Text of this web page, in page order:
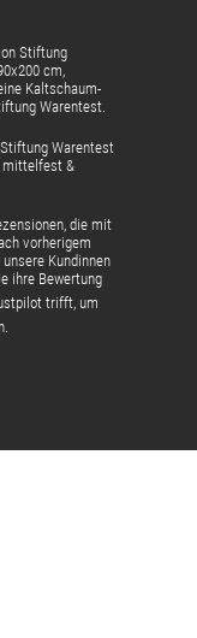
Stiftung
cm,
Kaltschaum-
Warentest.
Warentest
mittelfest &
die mit
vorherigem
Kundinnen
ihre Bewertung
trifft, um